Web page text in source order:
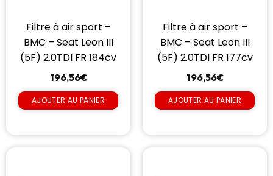
Filtre à air sport –
BMC – Seat Leon III
(5F) 2.0TDI FR 184cv
196,56€
AJOUTER AU PANIER
Filtre à air sport –
BMC – Seat Leon III
(5F) 2.0TDI FR 177cv
196,56€
AJOUTER AU PANIER